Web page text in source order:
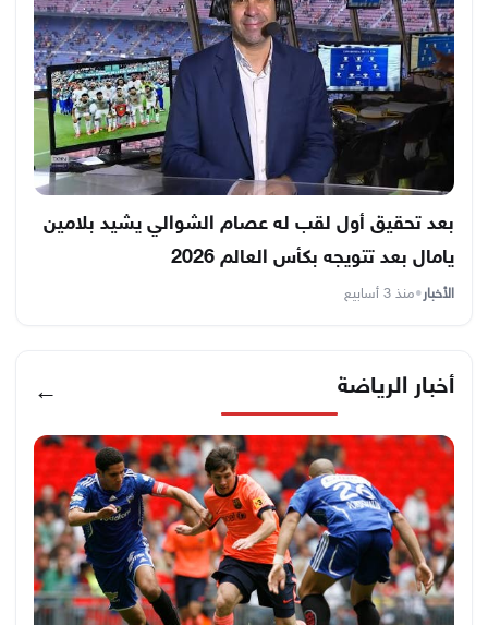
بعد تحقيق أول لقب له عصام الشوالي يشيد بلامين
يامال بعد تتويجه بكأس العالم 2026
الأخبار•منذ 3 أسابيع
أخبار الرياضة ←